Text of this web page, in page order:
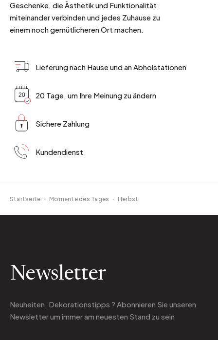
Geschenke, die Ästhetik und Funktionalität
miteinander verbinden und jedes Zuhause zu
einem noch gemütlicheren Ort machen.
Lieferung nach Hause und an Abholstationen
20 Tage, um Ihre Meinung zu ändern
Sichere Zahlung
Kundendienst
Startseite · Momente des Tages · Herbst
Newsletter
Neuheiten, Dekorationstipps ? Abonnieren Sie unseren
Newsletterum immer am neuesten Stand zu sein